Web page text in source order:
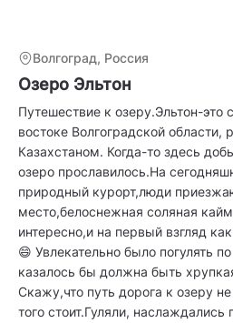
Волгоград, Россия
Озеро Эльтон
Путешествие к озеру.Эльтон-это
востоке Волгоградской области,
Казахстаном. Когда-то здесь
озеро прославилось.На
природный курорт,люди
место,белоснежная соляная
интересно,и на первый взгляд
😄 Увлекательно было погулять
казалось бы должна быть
Скажу,что путь дорога к озеру
того стоит.Гуляли, наслаждались